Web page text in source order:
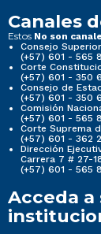
Canales
Estos No son
Consejo
(+57) 601 - 565
Corte
(+57) 601 - 350
Consejo de
(+57) 601 - 350
Comisión
(+57) 601 - 565
Corte Suprema
(+57) 601 - 362
Dirección
Carrera 7 # 27-
(+57) 601 - 565
Acceda